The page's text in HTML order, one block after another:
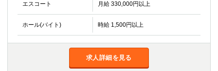
エスコート 月給 330,000円以上
ホール(バイト) 時給 1,500円以上
求人詳細を見る